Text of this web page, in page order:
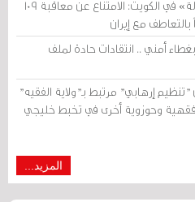
محكمة «أمن الدولة» في الكويت: الامتناع عن معاقبة 109
أمني .. انتقادات حادة لملف
إرهابي" مرتبط بـ"ولاية الفقيه"
وحوزوية أخرى في تخبط خليجي
المزيد...